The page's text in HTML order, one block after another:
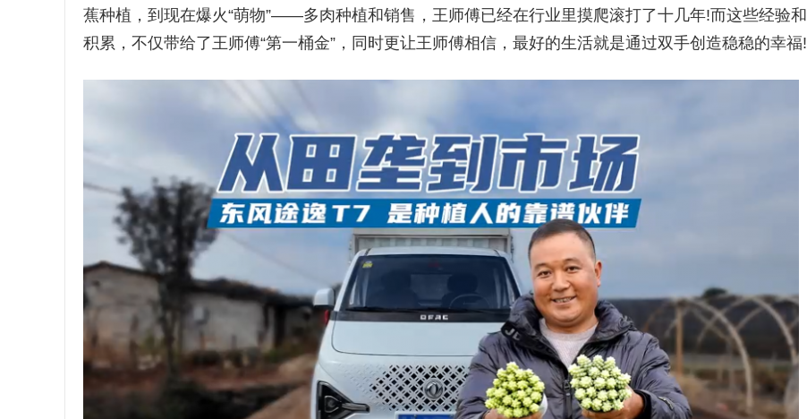
蕉种植，到现在爆火“萌物”——多肉种植和销售，王师傅已经在行业里摸爬滚打了十几年!而这些经验和
积累，不仅带给了王师傅“第一桶金”，同时更让王师傅相信，最好的生活就是通过双手创造稳稳的幸福!